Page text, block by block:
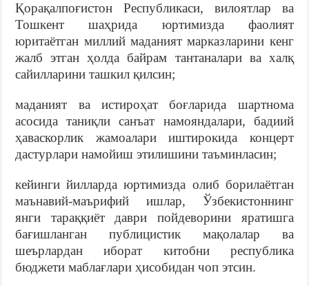
Қорақалпоғистон Республикаси, вилоятлар ва
Тошкент шаҳрида юртимизда фаолият
юритаётган миллий маданият марказларини кенг
жалб этган ҳолда байрам тантаналари ва халқ
сайилларини ташкил қилсин;
маданият ва истироҳат боғларида шартнома
асосида таниқли санъат намояндалари, бадиий
ҳаваскорлик жамоалари иштирокида концерт
дастурлари намойиш этилишини таъминласин;
кейинги йилларда юртимизда олиб борилаётган
маънавий-маърифий ишлар, Ўзбекистоннинг
янги тараққиёт даври пойдеворини яратишга
бағишланган публицистик мақолалар ва
шеърлардан иборат китобни республика
бюджети маблағлари ҳисобидан чоп этсин.